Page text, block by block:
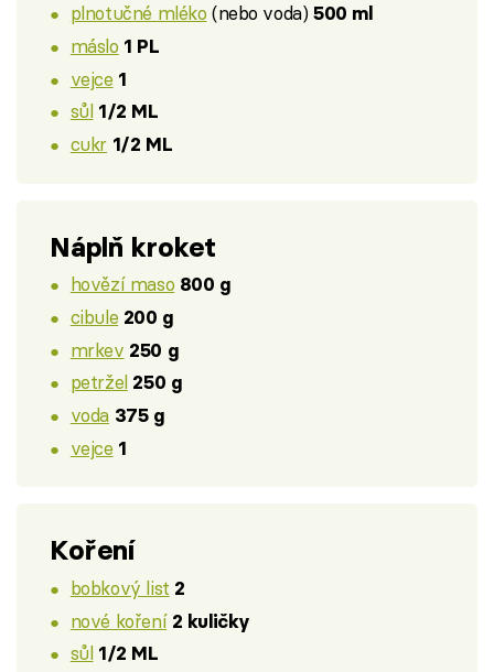
plnotučné mléko (nebo voda) 500 ml
máslo 1 PL
vejce 1
sůl 1/2 ML
cukr 1/2 ML
Náplň kroket
hovězí maso 800 g
cibule 200 g
mrkev 250 g
petržel 250 g
voda 375 g
vejce 1
Koření
bobkový list 2
nové koření 2 kuličky
sůl 1/2 ML